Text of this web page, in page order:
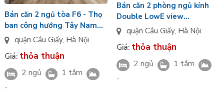
Bán căn 2 ngủ tòa F6 - Thọ
ban công hướng Tây Nam
nội thất hiện đại view thủ
đô Sun Cầu Giấy
quận Cầu Giấy, Hà Nội
Giá: thỏa thuận
2 ngủ
1 tắm
-
Bán căn 2 phòng ngủ kính
Double LowE view
Panorama Tây Bắc tòa F6
Thủy
quận Cầu Giấy, Hà Nội
Giá: thỏa thuận
2 ngủ
1 tắm
-